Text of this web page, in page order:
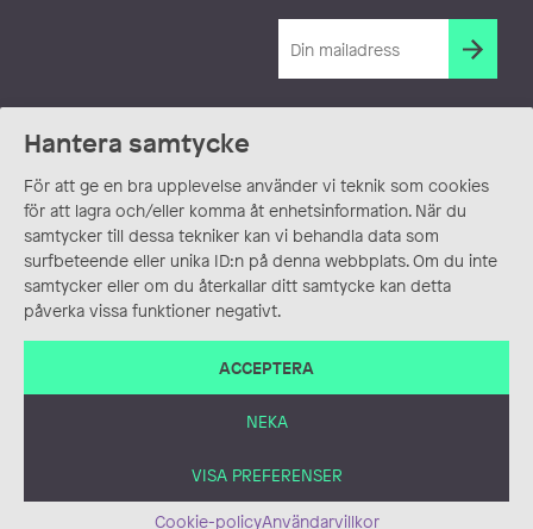
Hantera samtycke
För att ge en bra upplevelse använder vi teknik som cookies
för att lagra och/eller komma åt enhetsinformation. När du
samtycker till dessa tekniker kan vi behandla data som
surfbeteende eller unika ID:n på denna webbplats. Om du inte
samtycker eller om du återkallar ditt samtycke kan detta
påverka vissa funktioner negativt.
ACCEPTERA
NEKA
VISA PREFERENSER
Cookie-policyAnvändarvillkor
ANVÄNDARVILLKOR